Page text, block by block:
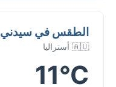
الطقس في سيدني
🇦🇺 أستراليا
11°C